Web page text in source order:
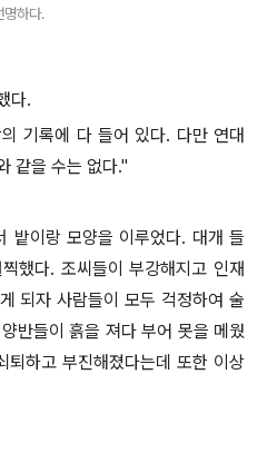
명하다.
다.
기록에 다 들어 있다. 다만 연대
같을 수는 없다."
밭이랑 모양을 이루었다. 대개 들
했다. 조씨들이 부강해지고 인재
되자 사람들이 모두 걱정하여 술
반들이 흙을 져다 부어 못을 메웠
퇴하고 부진해졌다는데 또한 이상